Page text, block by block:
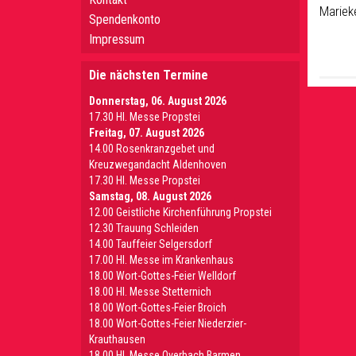
Spendenkonto
Impressum
Die nächsten Termine
Donnerstag, 06. August 2026
17.30 Hl. Messe Propstei
Freitag, 07. August 2026
14.00 Rosenkranzgebet und
Kreuzwegandacht Aldenhoven
17.30 Hl. Messe Propstei
Samstag, 08. August 2026
12.00 Geistliche Kirchenführung Propstei
12.30 Trauung Schleiden
14.00 Tauffeier Selgersdorf
17.00 Hl. Messe im Krankenhaus
18.00 Wort-Gottes-Feier Welldorf
18.00 Hl. Messe Stetternich
18.00 Wort-Gottes-Feier Broich
18.00 Wort-Gottes-Feier Niederzier-
Krauthausen